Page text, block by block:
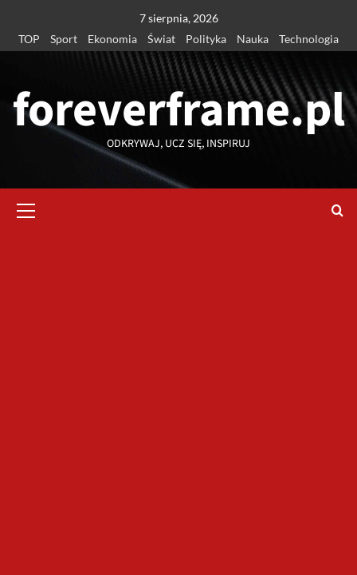
treści
7 sierpnia, 2026
TOP
Sport Ekonomia Świat Polityka Nauka Technologia
foreverframe.pl
ODKRYWAJ, UCZ SIĘ, INSPIRUJ
główne